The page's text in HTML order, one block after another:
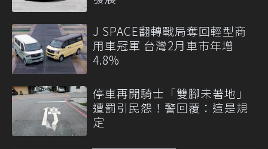
J SPACE翻轉戰局奪回輕型商
用車冠軍 台灣2月車市年增
4.8%
停車再開騎士「雙腳未著地」
遭罰引民怨！警回覆：這是規
定